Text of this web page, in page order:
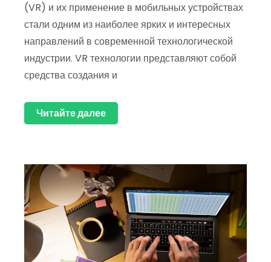
(VR) и их применение в мобильных устройствах
стали одним из наиболее ярких и интересных
направлений в современной технологической
индустрии. VR технологии представляют собой
средства создания и
Читайте далее